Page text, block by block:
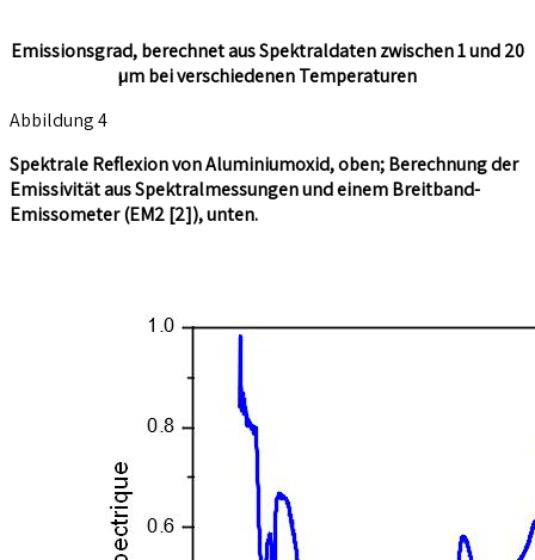
Emissionsgrad, berechnet aus Spektraldaten zwischen 1 und 20
µm bei verschiedenen Temperaturen
Abbildung 4
Spektrale Reflexion von Aluminiumoxid, oben; Berechnung der
Emissivität aus Spektralmessungen und einem Breitband-
Emissometer (EM2 [2]), unten.